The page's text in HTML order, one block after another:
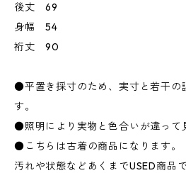
後丈 69
身幅 54
裄丈 90
●平置き採寸のため、実寸と若干の
す。
●照明により実物と色合いが違って
●こちらは古着の商品になります。
汚れや状態などあくまでUSED商品